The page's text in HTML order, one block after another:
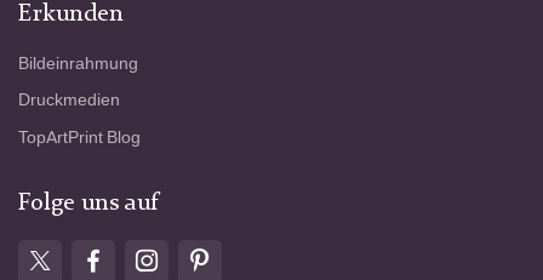
Erkunden
Bildeinrahmung
Druckmedien
TopArtPrint Blog
Folge uns auf